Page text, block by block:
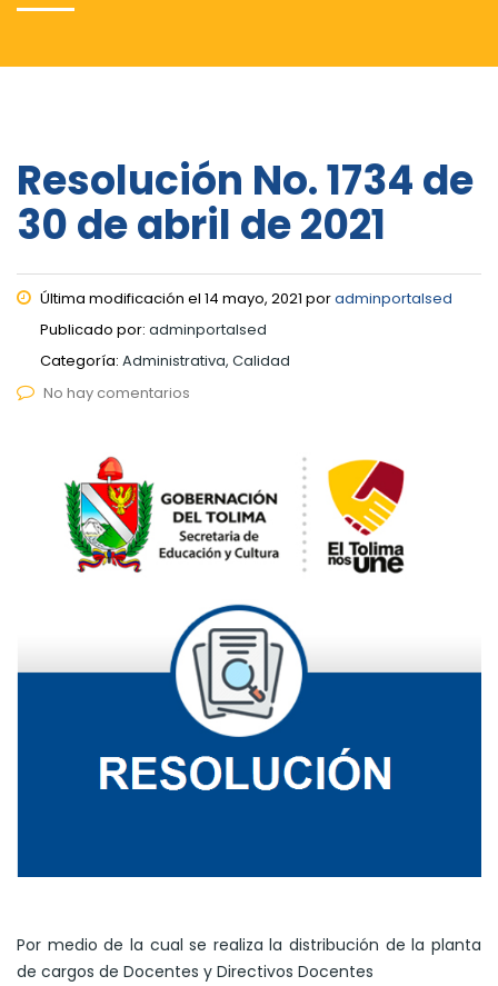
Resolución No. 1734 de
30 de abril de 2021
Última modificación el 14 mayo, 2021 poradminportalsed
Publicado por: adminportalsed
Categoría: Administrativa, Calidad
No hay comentarios
Por medio de la cual se realiza la distribución de la planta
de cargos de Docentes y Directivos Docentes